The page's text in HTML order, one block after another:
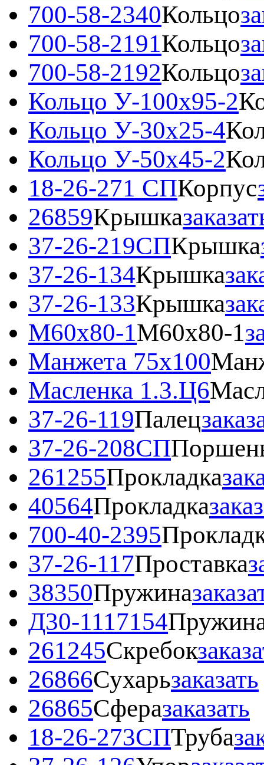
700-58-2340Кольцо
700-58-2191Кольцо
700-58-2192Кольцо
Кольцо У-100x95-2
Кольцо У-30х25-4
Кольцо У-50х45-2
18-26-271 СПКорпус
26859Крышка
37-26-219СПКрышка
37-26-134Крышка
37-26-133Крышка
М60х80-1М60х80-1
Манжета 75x100
Масленка 1.3.Ц6
37-26-119Палец
37-26-208СП
261255Прокладка
40564Прокладка
700-40-2395
37-26-117Проставка
38350Пружина
Д30-1117154
261245Скребок
26866Сухарьзаказать
26865Сферазаказать
18-26-273СПТруба